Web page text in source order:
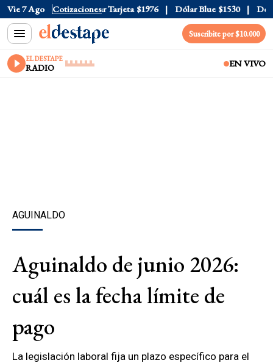
Vie 7 Ago Cotizaciones
Oficial $1520 Dólar Tarjeta $1976 Dólar Blue $1530 Dólar
Suscribite por $10.000
EL DESTAPE
RADIO EN VIVO
AGUINALDO
Aguinaldo de junio 2026:
cuál es la fecha límite de
pago
La legislación laboral fija un plazo específico para el